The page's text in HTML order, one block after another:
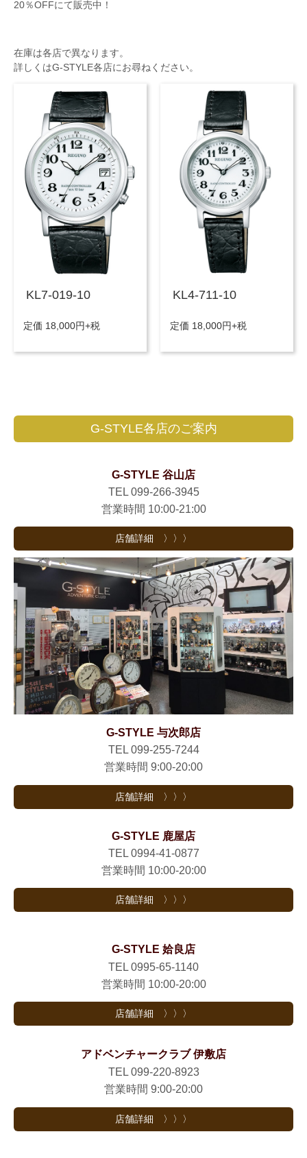
20％OFFにて販売中！
在庫は各店で異なります。
詳しくはG-STYLE各店にお尋ねください。
KL7-019-10
定価 18,000円+税
KL4-711-10
定価 18,000円+税
G-STYLE各店のご案内
G-STYLE 谷山店
TEL 099-266-3945
営業時間 10:00-21:00
店舗詳細 〉〉〉
G-STYLE 与次郎店
TEL 099-255-7244
営業時間 9:00-20:00
店舗詳細 〉〉〉
G-STYLE 鹿屋店
TEL 0994-41-0877
営業時間 10:00-20:00
店舗詳細 〉〉〉
G-STYLE 姶良店
TEL 0995-65-1140
営業時間 10:00-20:00
店舗詳細 〉〉〉
アドベンチャークラブ 伊敷店
TEL 099-220-8923
営業時間 9:00-20:00
店舗詳細 〉〉〉